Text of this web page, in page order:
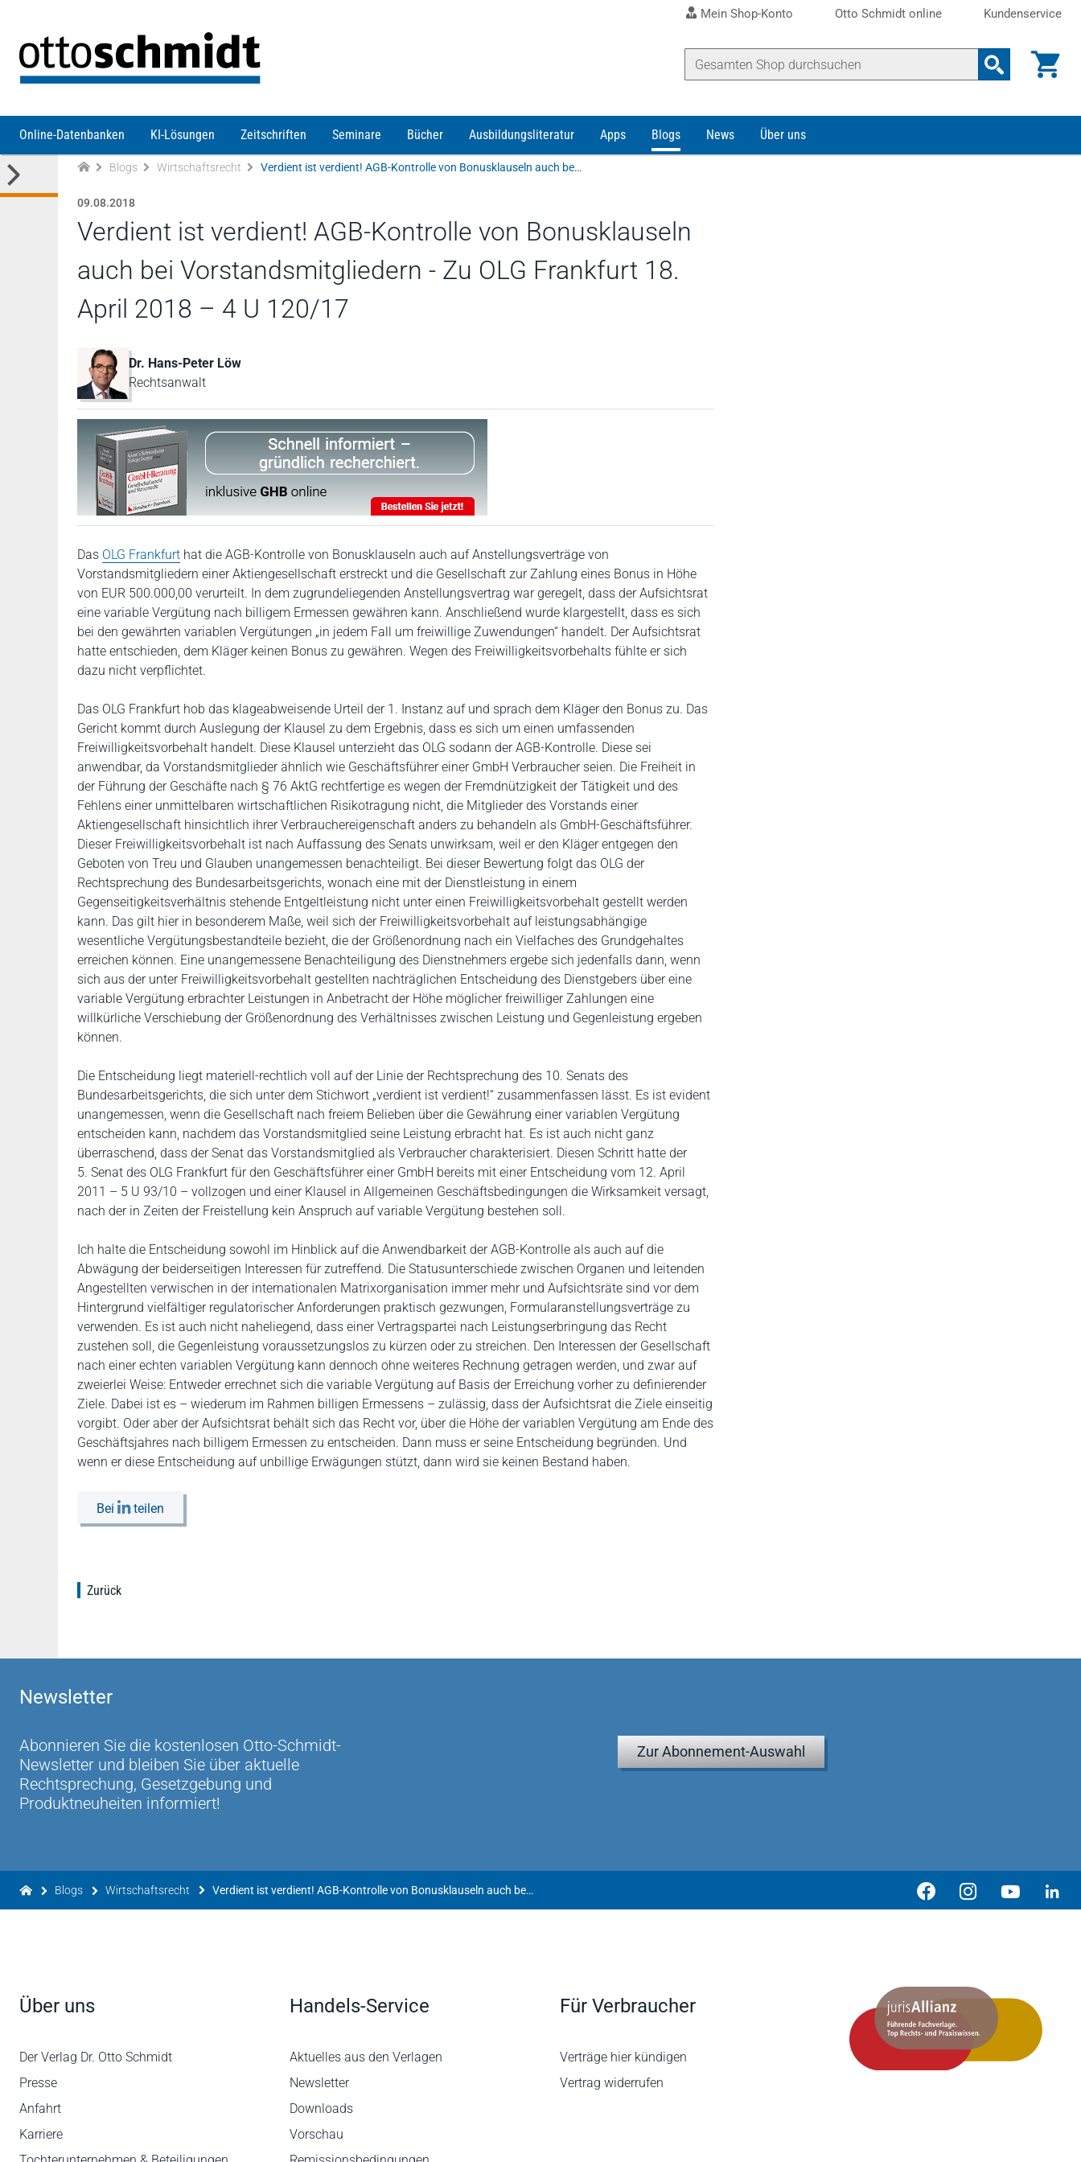
Mein Shop-Konto Otto Schmidt online Kundenservice
Online-Datenbanken KI-Lösungen Zeitschriften Seminare Bücher Ausbildungsliteratur Apps Blogs News Über uns
Blogs Wirtschaftsrecht Verdient ist verdient! AGB-Kontrolle von Bonusklauseln auch bei Vorstandsmitgliedern - Zu OLG Frankfurt 18. April 2018 – 4 U 120/17
09.08.2018
Verdient ist verdient! AGB-Kontrolle von Bonusklauseln
auch bei Vorstandsmitgliedern - Zu OLG Frankfurt 18.
April 2018 – 4 U 120/17
Dr. Hans-Peter Löw
Rechtsanwalt
Das OLG Frankfurt hat die AGB-Kontrolle von Bonusklauseln auch auf Anstellungsverträge von
Vorstandsmitgliedern einer Aktiengesellschaft erstreckt und die Gesellschaft zur Zahlung eines Bonus in Höhe
von EUR 500.000,00 verurteilt. In dem zugrundeliegenden Anstellungsvertrag war geregelt, dass der Aufsichtsrat
eine variable Vergütung nach billigem Ermessen gewähren kann. Anschließend wurde klargestellt, dass es sich
bei den gewährten variablen Vergütungen „in jedem Fall um freiwillige Zuwendungen“ handelt. Der Aufsichtsrat
hatte entschieden, dem Kläger keinen Bonus zu gewähren. Wegen des Freiwilligkeitsvorbehalts fühlte er sich
dazu nicht verpflichtet.
Das OLG Frankfurt hob das klageabweisende Urteil der 1. Instanz auf und sprach dem Kläger den Bonus zu. Das
Gericht kommt durch Auslegung der Klausel zu dem Ergebnis, dass es sich um einen umfassenden
Freiwilligkeitsvorbehalt handelt. Diese Klausel unterzieht das OLG sodann der AGB-Kontrolle. Diese sei
anwendbar, da Vorstandsmitglieder ähnlich wie Geschäftsführer einer GmbH Verbraucher seien. Die Freiheit in
der Führung der Geschäfte nach § 76 AktG rechtfertige es wegen der Fremdnützigkeit der Tätigkeit und des
Fehlens einer unmittelbaren wirtschaftlichen Risikotragung nicht, die Mitglieder des Vorstands einer
Aktiengesellschaft hinsichtlich ihrer Verbrauchereigenschaft anders zu behandeln als GmbH-Geschäftsführer.
Dieser Freiwilligkeitsvorbehalt ist nach Auffassung des Senats unwirksam, weil er den Kläger entgegen den
Geboten von Treu und Glauben unangemessen benachteiligt. Bei dieser Bewertung folgt das OLG der
Rechtsprechung des Bundesarbeitsgerichts, wonach eine mit der Dienstleistung in einem
Gegenseitigkeitsverhältnis stehende Entgeltleistung nicht unter einen Freiwilligkeitsvorbehalt gestellt werden
kann. Das gilt hier in besonderem Maße, weil sich der Freiwilligkeitsvorbehalt auf leistungsabhängige
wesentliche Vergütungsbestandteile bezieht, die der Größenordnung nach ein Vielfaches des Grundgehaltes
erreichen können. Eine unangemessene Benachteiligung des Dienstnehmers ergebe sich jedenfalls dann, wenn
sich aus der unter Freiwilligkeitsvorbehalt gestellten nachträglichen Entscheidung des Dienstgebers über eine
variable Vergütung erbrachter Leistungen in Anbetracht der Höhe möglicher freiwilliger Zahlungen eine
willkürliche Verschiebung der Größenordnung des Verhältnisses zwischen Leistung und Gegenleistung ergeben
können.
Die Entscheidung liegt materiell-rechtlich voll auf der Linie der Rechtsprechung des 10. Senats des
Bundesarbeitsgerichts, die sich unter dem Stichwort „verdient ist verdient!“ zusammenfassen lässt. Es ist evident
unangemessen, wenn die Gesellschaft nach freiem Belieben über die Gewährung einer variablen Vergütung
entscheiden kann, nachdem das Vorstandsmitglied seine Leistung erbracht hat. Es ist auch nicht ganz
überraschend, dass der Senat das Vorstandsmitglied als Verbraucher charakterisiert. Diesen Schritt hatte der
5. Senat des OLG Frankfurt für den Geschäftsführer einer GmbH bereits mit einer Entscheidung vom 12. April
2011 – 5 U 93/10 – vollzogen und einer Klausel in Allgemeinen Geschäftsbedingungen die Wirksamkeit versagt,
nach der in Zeiten der Freistellung kein Anspruch auf variable Vergütung bestehen soll.
Ich halte die Entscheidung sowohl im Hinblick auf die Anwendbarkeit der AGB-Kontrolle als auch auf die
Abwägung der beiderseitigen Interessen für zutreffend. Die Statusunterschiede zwischen Organen und leitenden
Angestellten verwischen in der internationalen Matrixorganisation immer mehr und Aufsichtsräte sind vor dem
Hintergrund vielfältiger regulatorischer Anforderungen praktisch gezwungen, Formularanstellungsverträge zu
verwenden. Es ist auch nicht naheliegend, dass einer Vertragspartei nach Leistungserbringung das Recht
zustehen soll, die Gegenleistung voraussetzungslos zu kürzen oder zu streichen. Den Interessen der Gesellschaft
nach einer echten variablen Vergütung kann dennoch ohne weiteres Rechnung getragen werden, und zwar auf
zweierlei Weise: Entweder errechnet sich die variable Vergütung auf Basis der Erreichung vorher zu definierender
Ziele. Dabei ist es – wiederum im Rahmen billigen Ermessens – zulässig, dass der Aufsichtsrat die Ziele einseitig
vorgibt. Oder aber der Aufsichtsrat behält sich das Recht vor, über die Höhe der variablen Vergütung am Ende des
Geschäftsjahres nach billigem Ermessen zu entscheiden. Dann muss er seine Entscheidung begründen. Und
wenn er diese Entscheidung auf unbillige Erwägungen stützt, dann wird sie keinen Bestand haben.
Bei teilen
Zurück
Newsletter
Abonnieren Sie die kostenlosen Otto-Schmidt-
Newsletter und bleiben Sie über aktuelle
Rechtsprechung, Gesetzgebung und
Produktneuheiten informiert!
Zur Abonnement-Auswahl
Blogs Wirtschaftsrecht Verdient ist verdient! AGB-Kontrolle von Bonusklauseln auch bei Vorstandsmitgliedern - Zu OLG Frankfurt 18. April 2018 – 4 U 120/17
Über uns
Der Verlag Dr. Otto Schmidt
Presse
Anfahrt
Karriere
Handels-Service
Aktuelles aus den Verlagen
Newsletter
Downloads
Vorschau
Für Verbraucher
Verträge hier kündigen
Vertrag widerrufen